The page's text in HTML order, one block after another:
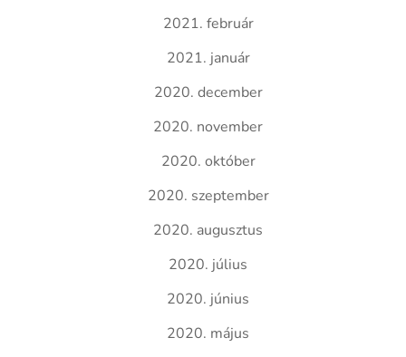
2021. február
2021. január
2020. december
2020. november
2020. október
2020. szeptember
2020. augusztus
2020. július
2020. június
2020. május